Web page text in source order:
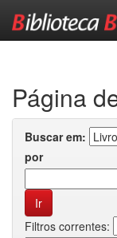
Página
Buscar em:
por
Filtros correntes: